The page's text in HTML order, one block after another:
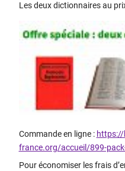
Les deux dictionnaires au
Commande en ligne :
france.org/accueil/899-
Pour économiser les frais